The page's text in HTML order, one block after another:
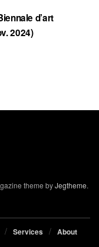
d’art
2024)
theme byJegtheme.
Services About